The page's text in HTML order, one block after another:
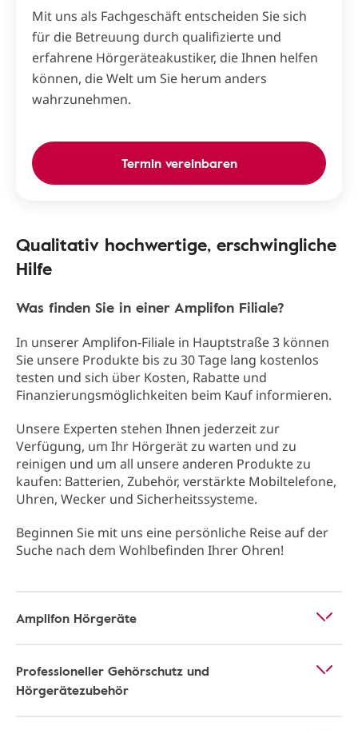
Mit uns als Fachgeschäft entscheiden Sie sich
für die Betreuung durch qualifizierte und
erfahrene Hörgeräteakustiker, die Ihnen helfen
können, die Welt um Sie herum anders
wahrzunehmen.
Termin vereinbaren
Qualitativ hochwertige, erschwingliche
Hilfe
Was finden Sie in einer Amplifon Filiale?
In unserer Amplifon-Filiale in Hauptstraße 3 können
Sie unsere Produkte bis zu 30 Tage lang kostenlos
testen und sich über Kosten, Rabatte und
Finanzierungsmöglichkeiten beim Kauf informieren.
Unsere Experten stehen Ihnen jederzeit zur
Verfügung, um Ihr Hörgerät zu warten und zu
reinigen und um all unsere anderen Produkte zu
kaufen: Batterien, Zubehör, verstärkte Mobiltelefone,
Uhren, Wecker und Sicherheitssysteme.
Beginnen Sie mit uns eine persönliche Reise auf der
Suche nach dem Wohlbefinden Ihrer Ohren!
Amplifon Hörgeräte
Professioneller Gehörschutz und
Hörgerätezubehör